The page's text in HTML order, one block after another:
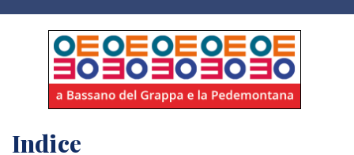
Indice